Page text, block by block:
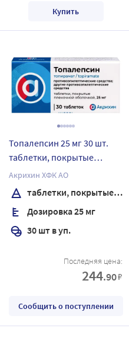
Купить
Топалепсин 25 мг 30 шт.
таблетки, покрытые
пленочной оболочкой
Акрихин ХФК АО
таблетки, покрытые пленочной оболочкой
Дозировка 25 мг
30 шт в уп.
Последняя цена:
244.90₽
Сообщить о поступлении